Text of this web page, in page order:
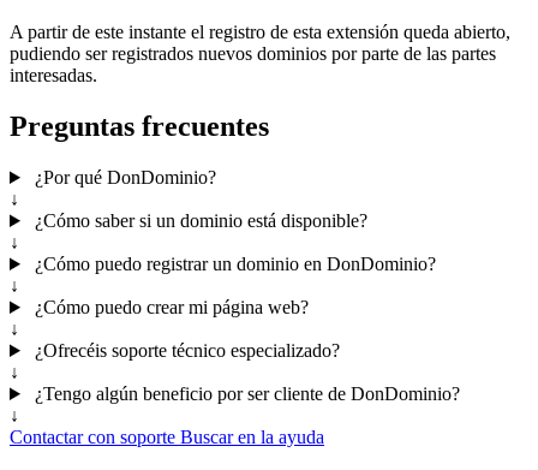
A partir de este instante el registro de esta extensión queda abierto,
pudiendo ser registrados nuevos dominios por parte de las partes
interesadas.
Preguntas frecuentes
¿Por qué DonDominio?
↓
¿Cómo saber si un dominio está disponible?
↓
¿Cómo puedo registrar un dominio en DonDominio?
↓
¿Cómo puedo crear mi página web?
↓
¿Ofrecéis soporte técnico especializado?
↓
¿Tengo algún beneficio por ser cliente de DonDominio?
↓
Contactar con soporte Buscar en la ayuda